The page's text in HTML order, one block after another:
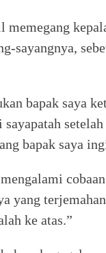
sayangnya,
bapak saya
bapak saya
yang
ke atas.”